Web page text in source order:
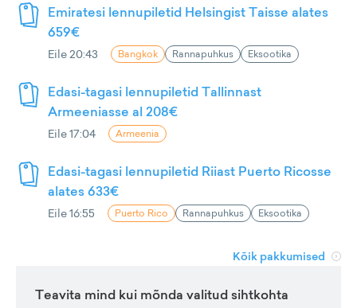
Emiratesi lennupiletid Helsingist Taisse alates
659€
Eile 20:43 Bangkok Rannapuhkus Eksootika
Edasi-tagasi lennupiletid Tallinnast
Armeeniasse al 208€
Eile 17:04 Armeenia
Edasi-tagasi lennupiletid Riiast Puerto Ricosse
alates 633€
Eile 16:55 Puerto Rico Rannapuhkus Eksootika
Kõik pakkumised
Teavita mind kui mõnda valitud sihtkohta